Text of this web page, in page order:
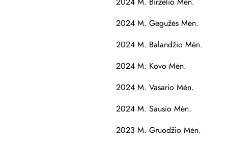
2024 M. Gegužės Mėn.
2024 M. Balandžio Mėn.
2024 M. Kovo Mėn.
2024 M. Vasario Mėn.
2024 M. Sausio Mėn.
2023 M. Gruodžio Mėn.